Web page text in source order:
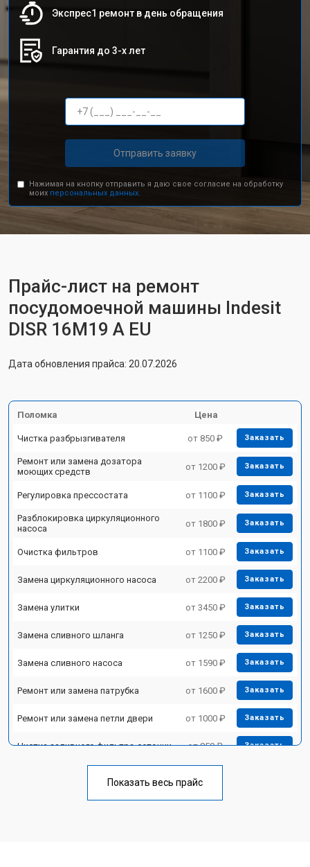
Экспрес1 ремонт в день обращения
Гарантия до 3-х лет
Отправить заявку
Нажимая на кнопку отправить я даю свое согласие на обработку
моих персональных данных.
Прайс-лист на ремонт
посудомоечной машины Indesit
DISR 16M19 A EU
Дата обновления прайса: 20.07.2026
Поломка Цена
Чистка разбрызгивателя от 850 ₽ Заказать
Ремонт или замена дозатора
моющих средств
от 1200 ₽ Заказать
Регулировка прессостата от 1100 ₽ Заказать
Разблокировка циркуляционного
насоса
от 1800 ₽ Заказать
Очистка фильтров от 1100 ₽ Заказать
Замена циркуляционного насоса от 2200 ₽ Заказать
Замена улитки от 3450 ₽ Заказать
Замена сливного шланга от 1250 ₽ Заказать
Замена сливного насоса от 1590 ₽ Заказать
Ремонт или замена патрубка от 1600 ₽ Заказать
Ремонт или замена петли двери от 1000 ₽ Заказать
Чистка заливного фильтра-сеточки от 850 ₽ Заказать
Ремонт теплообменника от 2000 ₽
Показать весь прайс